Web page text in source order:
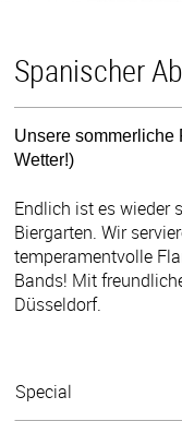
Spanischer
Unsere sommerliche
Wetter!)
Endlich ist es wieder
Biergarten. Wir
temperamentvolle
Bands! Mit
Düsseldorf.
Special